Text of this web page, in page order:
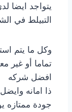
يتواجد ايضا
التبيلط في
وكل ما يتم
تماما أو غير
افضل شركه
ذا امانه
جودة ممتازه